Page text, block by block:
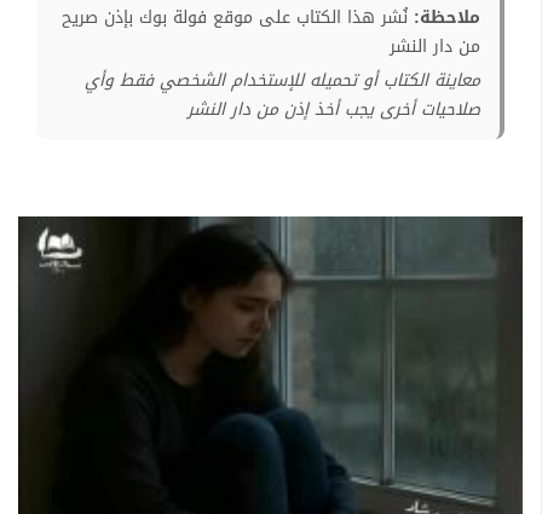
ملاحظة: نُشر هذا الكتاب على موقع فولة بوك بإذن صريح
من دار النشر
معاينة الكتاب أو تحميله للإستخدام الشخصي فقط وأي
صلاحيات أخرى يجب أخذ إذن من دار النشر